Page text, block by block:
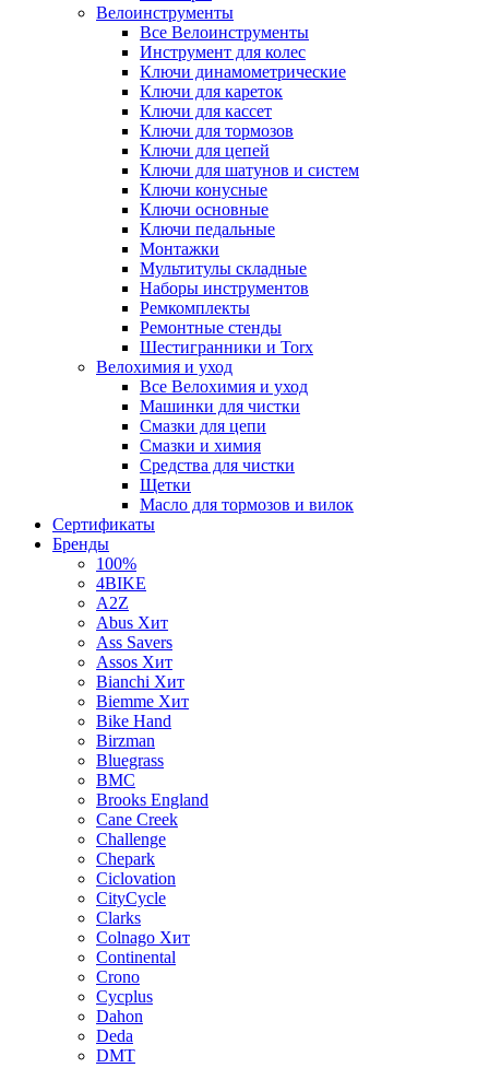
Велоинструменты
Все Велоинструменты
Инструмент для колес
Ключи динамометрические
Ключи для кареток
Ключи для кассет
Ключи для тормозов
Ключи для цепей
Ключи для шатунов и систем
Ключи конусные
Ключи основные
Ключи педальные
Монтажки
Мультитулы складные
Наборы инструментов
Ремкомплекты
Ремонтные стенды
Шестигранники и Torx
Велохимия и уход
Все Велохимия и уход
Машинки для чистки
Смазки для цепи
Смазки и химия
Средства для чистки
Щетки
Масло для тормозов и вилок
Сертификаты
Бренды
100%
4BIKE
A2Z
Abus Хит
Ass Savers
Assos Хит
Bianchi Хит
Biemme Хит
Bike Hand
Birzman
Bluegrass
BMC
Brooks England
Cane Creek
Challenge
Chepark
Ciclovation
CityCycle
Clarks
Colnago Хит
Continental
Crono
Cycplus
Dahon
Deda
DMT